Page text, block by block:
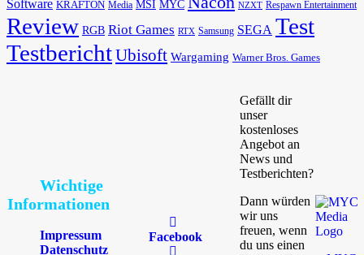
Software KRAFTON Media MSI MYC NZXT Respawn Entertainment
Review RGB Riot Games RTX Samsung SEGA Test
TestberichtUbisoft Wargaming Warner Bros. Games
Wichtige
Informationen
Impressum
Datenschutz
Facebook
Gefällt dir
unser
kostenloses
Angebot an
News und
Testberichten?
Dann würden
wir uns
freuen, wenn
du uns einen